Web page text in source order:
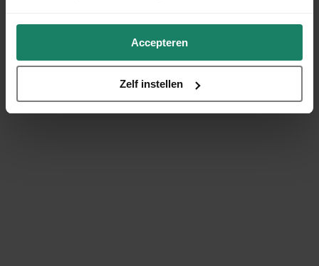
Accepteren
Zelf instellen